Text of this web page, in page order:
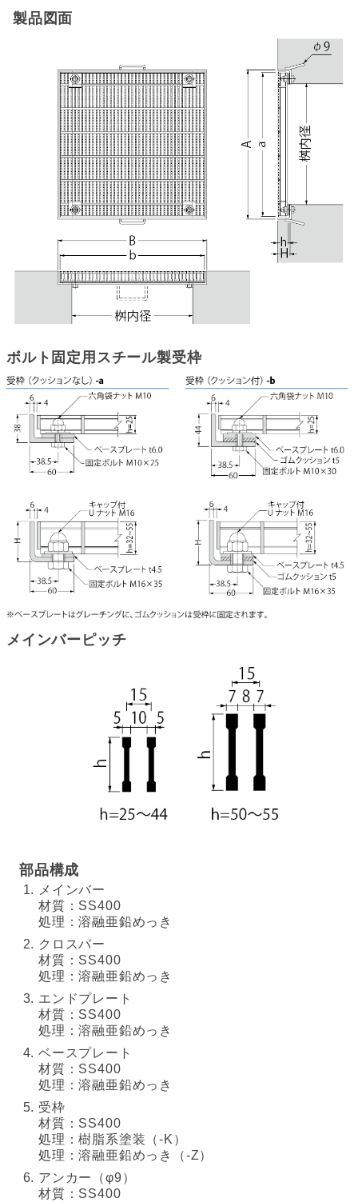
製品図面
ボルト固定用スチール製受枠
メインバーピッチ
部品構成
メインバー
材質：SS400
処理：溶融亜鉛めっき
クロスバー
材質：SS400
処理：溶融亜鉛めっき
エンドプレート
材質：SS400
処理：溶融亜鉛めっき
ベースプレート
材質：SS400
処理：溶融亜鉛めっき
受枠
材質：SS400
処理：樹脂系塗装（-K）
処理：溶融亜鉛めっき（-Z）
アンカー（φ9）
材質：SS400